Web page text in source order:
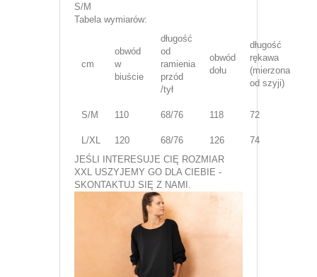
S/M
Tabela wymiarów:
cm
obwód
w
biuście
długość
od
ramienia
przód
/tył
obwód
dołu
długość
rękawa
(mierzona
od szyji)
S/M 110 68/76 118 72
L/XL 120 68/76 126
74
JEŚLI INTERESUJE CIĘ ROZMIAR
XXL USZYJEMY GO DLA CIEBIE -
SKONTAKTUJ SIĘ Z NAMI.